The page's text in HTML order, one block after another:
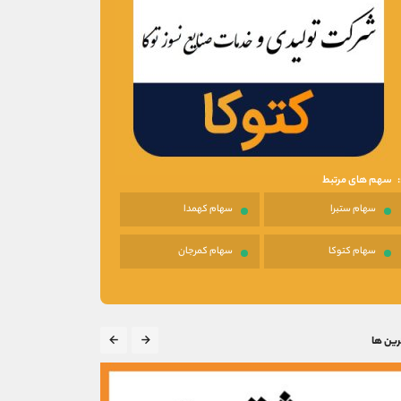
سهم های مرتبط
سهام ستبرا سهام کهمدا
سهام کتوکا سهام کمرجان
ها